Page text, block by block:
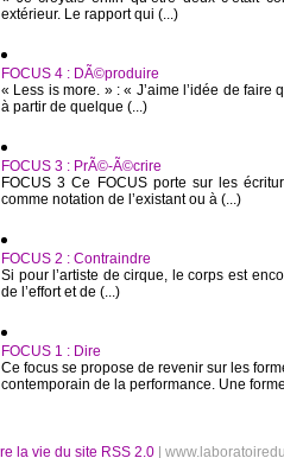
extérieur. Le rapport qui (...)
FOCUS 4 : DÃ©produire
« Less is more. » : « J’aime l’idée de
à partir de quelque (...)
FOCUS 3 : PrÃ©-Ã©crire
FOCUS 3 Ce FOCUS porte sur les
comme notation de l’existant ou à (...)
FOCUS 2 : Contraindre
Si pour l’artiste de cirque, le corps est
de l’effort et de (...)
FOCUS 1 : Dire
Ce focus se propose de revenir sur les
contemporain de la performance. Une
RSS 2.0 |